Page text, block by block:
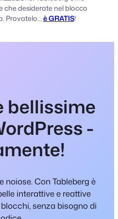
che desiderate nel blocco
Provatelo...è GRATIS!
bellissime
-
noiose. Con Tableberg è
interattive e reattive
senza bisogno di